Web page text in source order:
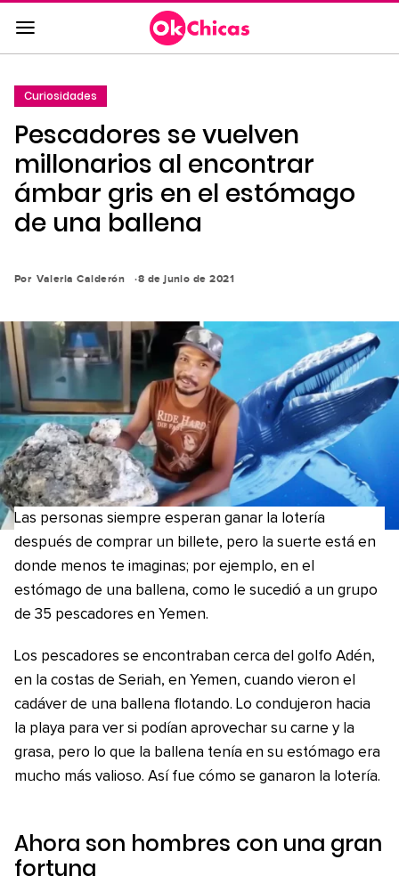
Saltar
al
contenido
a
la
navegación
principal
Curiosidades
Pescadores se vuelven
millonarios al encontrar
ámbar gris en el estómago
de una ballena
Por Valeria Calderón 8 de junio de 2021
Las personas siempre esperan ganar la lotería
después de comprar un billete, pero la suerte está en
donde menos te imaginas; por ejemplo, en el
estómago de una ballena, como le sucedió a un grupo
de 35 pescadores en Yemen.
Los pescadores se encontraban cerca del golfo Adén,
en la costas de Seriah, en Yemen, cuando vieron el
cadáver de una ballena flotando. Lo condujeron hacia
la playa para ver si podían aprovechar su carne y la
grasa, pero lo que la ballena tenía en su estómago era
mucho más valioso. Así fue cómo se ganaron la lotería.
Ahora son hombres con una gran
fortuna